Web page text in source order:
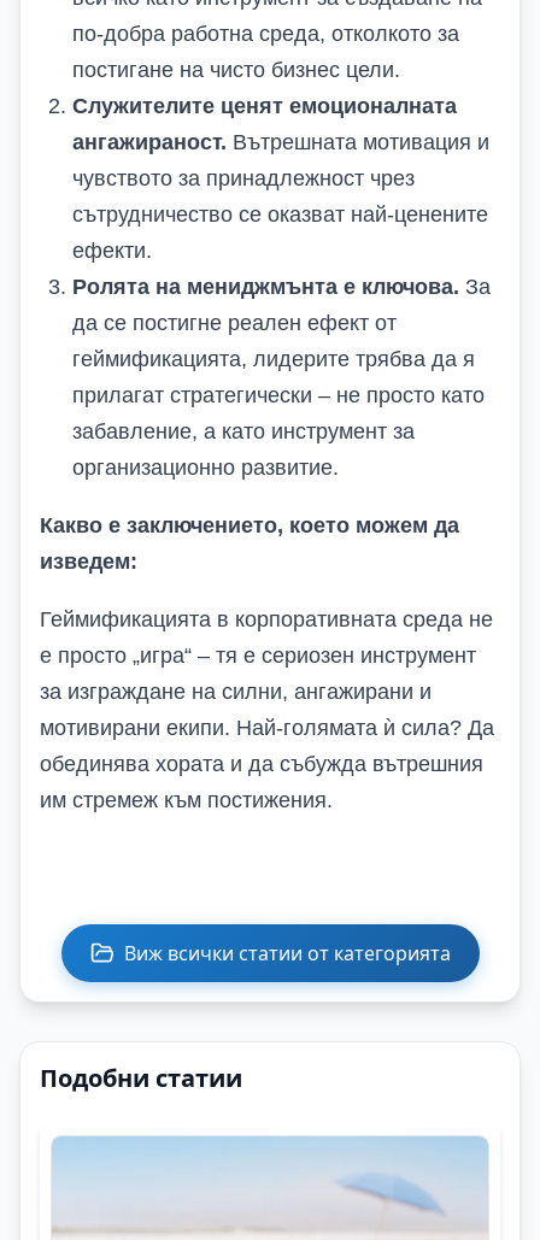
по-добра работна среда, отколкото за
постигане на чисто бизнес цели.
Служителите ценят емоционалната
ангажираност. Вътрешната мотивация и
чувството за принадлежност чрез
сътрудничество се оказват най-ценените
ефекти.
Ролята на мениджмънта е ключова. За
да се постигне реален ефект от
геймификацията, лидерите трябва да я
прилагат стратегически – не просто като
забавление, а като инструмент за
организационно развитие.
Какво е заключението, което можем да
изведем:
Геймификацията в корпоративната среда не
е просто „игра“ – тя е сериозен инструмент
за изграждане на силни, ангажирани и
мотивирани екипи. Най-голямата ѝ сила? Да
обединява хората и да събужда вътрешния
им стремеж към постижения.
Виж всички статии от категорията
Подобни статии